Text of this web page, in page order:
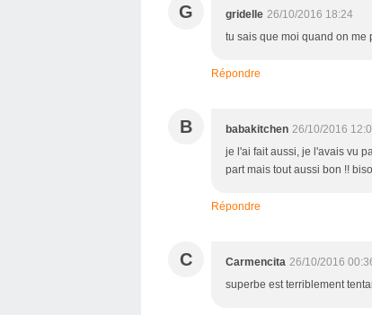
G gridelle 26/10/2016 18:24
tu sais que moi quand on me
Répondre
B babakitchen 26/10/2016
je l'ai fait aussi, je l'avais vu
part mais tout aussi bon !!
Répondre
C Carmencita 26/10/2016
superbe est terriblement